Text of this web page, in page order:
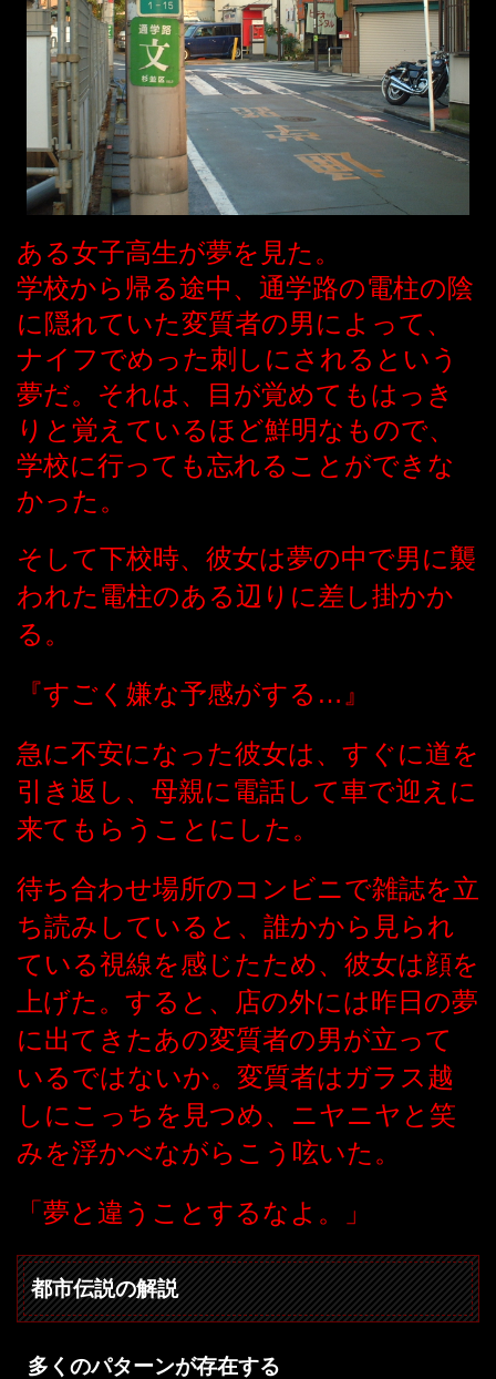
ある女子高生が夢を見た。
学校から帰る途中、通学路の電柱の陰
に隠れていた変質者の男によって、
ナイフでめった刺しにされるという
夢だ。それは、目が覚めてもはっき
りと覚えているほど鮮明なもので、
学校に行っても忘れることができな
かった。
そして下校時、彼女は夢の中で男に襲
われた電柱のある辺りに差し掛かか
る。
『すごく嫌な予感がする…』
急に不安になった彼女は、すぐに道を
引き返し、母親に電話して車で迎えに
来てもらうことにした。
待ち合わせ場所のコンビニで雑誌を立
ち読みしていると、誰かから見られ
ている視線を感じたため、彼女は顔を
上げた。すると、店の外には昨日の夢
に出てきたあの変質者の男が立って
いるではないか。変質者はガラス越
しにこっちを見つめ、ニヤニヤと笑
みを浮かべながらこう呟いた。
「夢と違うことするなよ。」
都市伝説の解説
多くのパターンが存在する